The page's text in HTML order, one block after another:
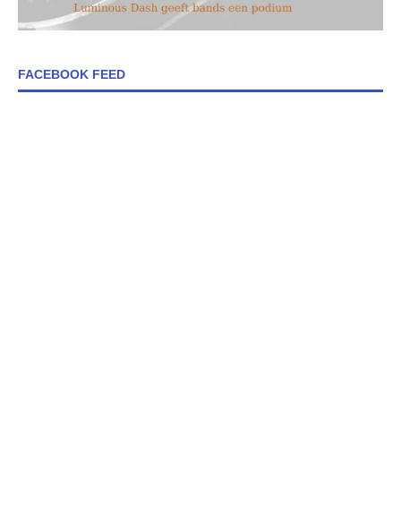
FACEBOOK FEED